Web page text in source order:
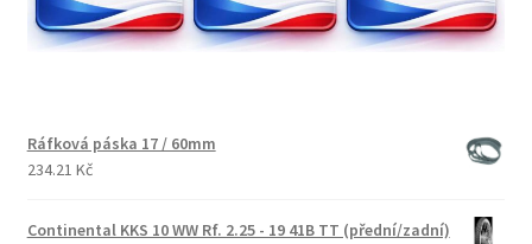
Ráfková páska 17 / 60mm
234.21 Kč
Continental KKS 10 WW Rf. 2.25 - 19 41B TT (přední/zadní)